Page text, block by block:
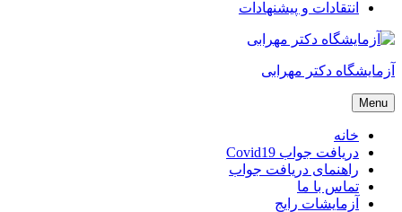
انتقادات و پیشنهادات
آزمایشگاه دکتر مهرابی
Menu
خانه
دریافت جواب Covid19
راهنمای دریافت جواب
تماس با ما
آزمایشات رایج